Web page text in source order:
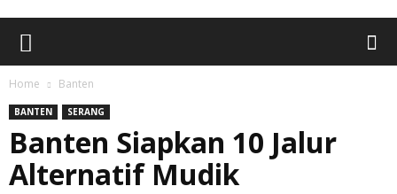
Home Banten
BANTEN SERANG
Banten Siapkan 10 Jalur
Alternatif Mudik